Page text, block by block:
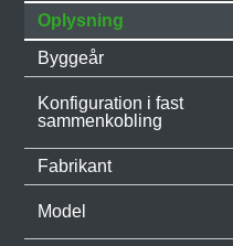
Oplysning
Byggeår
Konfiguration i fast
sammenkobling
Fabrikant
Model